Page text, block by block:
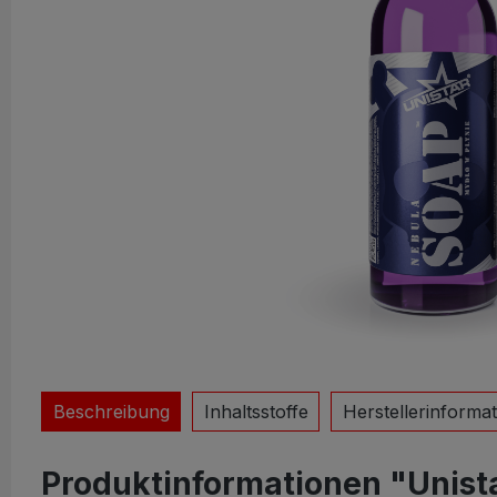
Beschreibung Inhaltsstoffe
Produktinformationen